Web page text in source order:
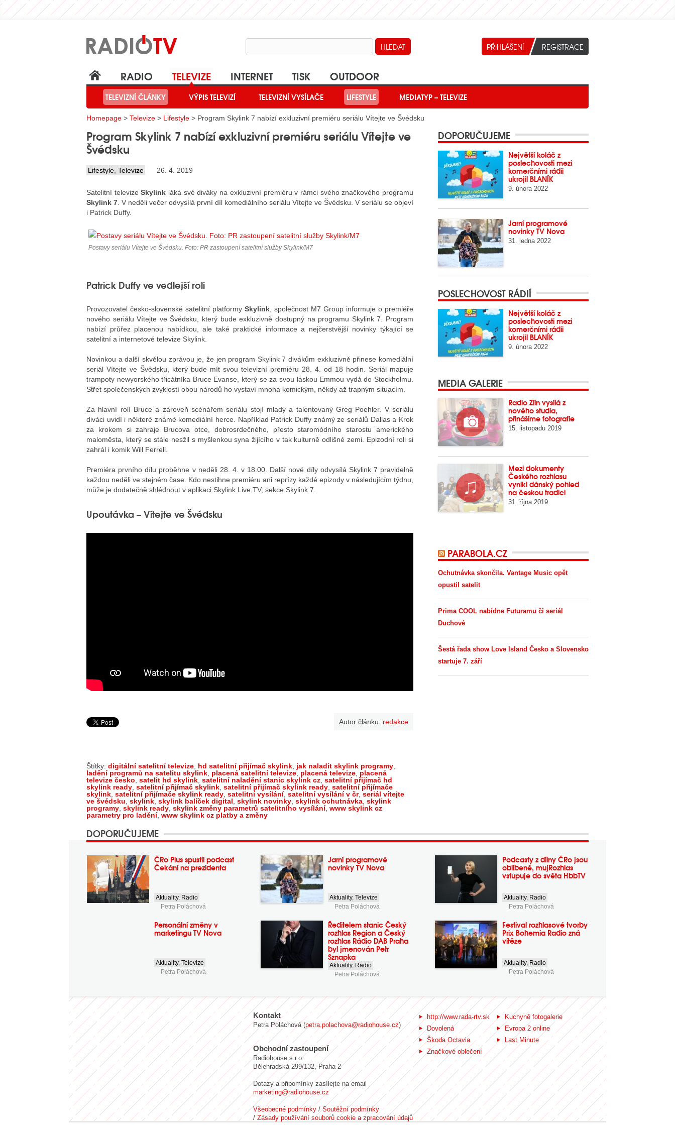
RADIO TELEVIZE
TELEVIZNÍ ČLÁNKY VÝPIS TELEVIZÍ TELEVIZNÍ VYSÍLAČE LIFESTYLE MEDIATYP – TELEVIZE
INTERNET TISK OUTDOOR
Homepage > Televize > Lifestyle > Program Skylink 7 nabízí exkluzivní premiéru seriálu Vítejte ve Švédsku
Program Skylink 7 nabízí exkluzivní premiéru seriálu Vítejte ve
Švédsku
Lifestyle Televize 26. 4. 2019
Satelitní televizeSkylink láká své diváky na exkluzivní premiéru v rámci svého značkového programu
Skylink 7 . V neděli večer odvysílá první díl komediálního seriálu Vítejte ve Švédsku. V seriálu se objeví
i Patrick Duffy.
Postavy seriálu Vítejte ve Švédsku. Foto: PR zastoupení satelitní služby Skylink/M7
Patrick Duffy ve vedlejší roli
Provozovatel česko-slovenské satelitní platformySkylink , společnost M7 Group informuje o premiéře
nového seriálu Vítejte ve Švédsku, který bude exkluzivně dostupný na programu Skylink 7. Program
nabízí průřez placenou nabídkou, ale také praktické informace a nejčerstvější novinky týkající se
satelitní a internetové televize Skylink.
Novinkou a další skvělou zprávou je, že jen program Skylink 7 divákům exkluzivně přinese komediální
seriál Vítejte ve Švédsku, který bude mít svou televizní premiéru 28. 4. od 18 hodin. Seriál mapuje
trampoty newyorského třicátníka Bruce Evanse, který se za svou láskou Emmou vydá do Stockholmu.
Střet společenských zvyklostí obou národů ho vystaví mnoha komickým, někdy až trapným situacím.
Za hlavní rolí Bruce a zároveň scénářem seriálu stojí mladý a talentovaný Greg Poehler. V seriálu
diváci uvidí i některé známé komediální herce. Například Patrick Duffy známý ze seriálů Dallas a Krok
za krokem si zahraje Brucova otce, dobrosrdečného, přesto staromódního starostu amerického
maloměsta, který se stále nesžil s myšlenkou syna žijícího v tak kulturně odlišné zemi. Epizodní roli si
zahrál i komik Will Ferrell.
Premiéra prvního dílu proběhne v neděli 28. 4. v 18.00. Další nové díly odvysílá Skylink 7 pravidelně
každou neděli ve stejném čase. Kdo nestihne premiéru ani reprízy každé epizody v následujícím týdnu,
může je dodatečně shlédnout v aplikaci Skylink Live TV, sekce Skylink 7.
Upoutávka – Vítejte ve Švédsku
Autor článku: redakce
Štítky: digitální satelitní televize hd satelitní přijímač skylink jak naladit skylink programy
ladění programů na satelitu skylink placená satelitní televize placená televize placená
televize česko satelit hd skylink satelitní naladění stanic skylink cz satelitní přijímač hd
skylink ready satelitní přijímač skylink satelitní přijímač skylink ready satelitní přijímače
skylink satelitní přijímače skylink ready satelitní vysílání, satelitní vysílání v čr, seriál vítejte
ve švédsku skylink skylink balíček digital skylink novinky skylink ochutnávka skylink
programy skylink ready skylink změny parametrů satelitního vysílání, www skylink cz
parametry pro ladění, www skylink cz platby a změny
DOPORUČUJEME
Největší koláč z
poslechovosti mezi
komerčními rádii
ukrojil BLANÍK
9. února 2022
Jarní programové
novinky TV Nova
31. ledna 2022
POSLECHOVOST RÁDIÍ
Největší koláč z
poslechovosti mezi
komerčními rádii
ukrojil BLANÍK
9. února 2022
MEDIA GALERIE
Radio Zlín vysílá z
nového studia,
přinášíme fotografie
15. listopadu 2019
Mezi dokumenty
Českého rozhlasu
vynikl dánský pohled
na českou tradici
31. října 2019
PARABOLA.CZ
Ochutnávka skončila. Vantage Music opět
opustil satelit
Prima COOL nabídne Futuramu či seriál
Duchové
Šestá řada show Love Island Česko a Slovensko
startuje 7. září
DOPORUČUJEME
ČRo Plus spustil podcast
Čekání na prezidenta
Aktuality, Radio
Petra Poláchová
Jarní programové
novinky TV Nova
Aktuality,Televize
Petra Poláchová
Podcasty z dílny ČRo jsou
oblíbené, mujRozhlas
vstupuje do světa HbbTV
Aktuality, Radio
Petra Poláchová
Personální změny v
marketingu TV Nova
Aktuality,Televize
Petra Poláchová
Ředitelem stanic Český
rozhlas Region a Český
rozhlas Rádio DAB Praha
byl jmenován Petr
Sznapka
Aktuality, Radio
Petra Poláchová
Festival rozhlasové tvorby
Prix Bohemia Radio zná
vítěze
Aktuality, Radio
Petra Poláchová
Kontakt
Petra Poláchová (petra.polachova@radiohouse.cz)
Obchodní zastoupení
Radiohouse s.r.o.
Bělehradská 299/132, Praha 2
Dotazy a připomínky zasílejte na email
marketing@radiohouse.cz
Všeobecné podmínky/Soutěžní podmínky
/Zásady používání souborů cookie a zpracování údajů
http://www.rada-rtv.sk
Kuchyně fotogalerie
Dovolená
Evropa 2 online
Škoda Octavia
Last Minute
Značkové oblečení